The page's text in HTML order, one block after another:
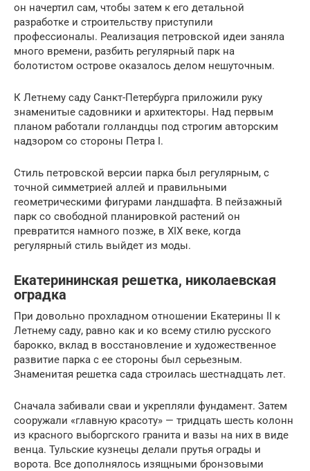
он начертил сам, чтобы затем к его детальной
разработке и строительству приступили
профессионалы. Реализация петровской идеи заняла
много времени, разбить регулярный парк на
болотистом острове оказалось делом нешуточным.
К Летнему саду Санкт-Петербурга приложили руку
знаменитые садовники и архитекторы. Над первым
планом работали голландцы под строгим авторским
надзором со стороны Петра I.
Стиль петровской версии парка был регулярным, с
точной симметрией аллей и правильными
геометрическими фигурами ландшафта. В пейзажный
парк со свободной планировкой растений он
превратится намного позже, в XIX веке, когда
регулярный стиль выйдет из моды.
Екатерининская решетка, николаевская
оградка
При довольно прохладном отношении Екатерины II к
Летнему саду, равно как и ко всему стилю русского
барокко, вклад в восстановление и художественное
развитие парка с ее стороны был серьезным.
Знаменитая решетка сада строилась шестнадцать лет.
Сначала забивали сваи и укрепляли фундамент. Затем
сооружали «главную красоту» — тридцать шесть колонн
из красного выборгского гранита и вазы на них в виде
венца. Тульские кузнецы делали прутья ограды и
ворота. Все дополнялось изящными бронзовыми